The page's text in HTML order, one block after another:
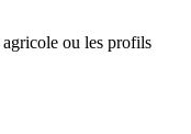
ou les profils